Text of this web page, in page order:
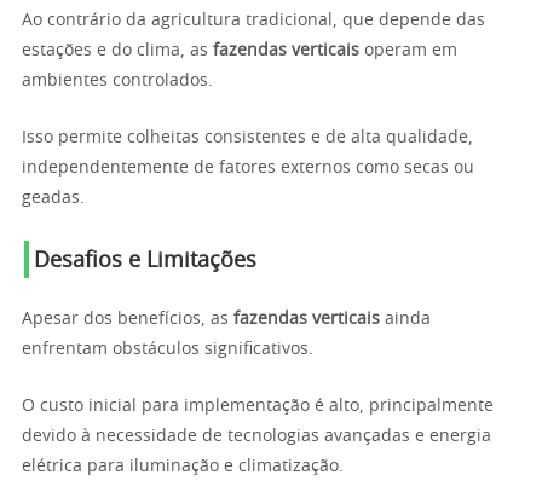
Ao contrário da agricultura tradicional, que depende das
estações e do clima, as fazendas verticais operam em
ambientes controlados.
Isso permite colheitas consistentes e de alta qualidade,
independentemente de fatores externos como secas ou
geadas.
Desafios e Limitações
Apesar dos benefícios, as fazendas verticais ainda
enfrentam obstáculos significativos.
O custo inicial para implementação é alto, principalmente
devido à necessidade de tecnologias avançadas e energia
elétrica para iluminação e climatização.